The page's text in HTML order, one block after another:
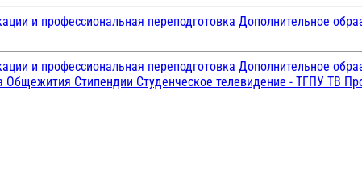
и профессиональная переподготовка Дополнительное
и профессиональная переподготовка Дополнительное
Общежития Стипендии Студенческое телевидение - ТГПУ ТВ